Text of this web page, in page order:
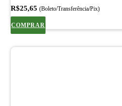
R$25,65 (Boleto/Transferência/Pix)
COMPRAR